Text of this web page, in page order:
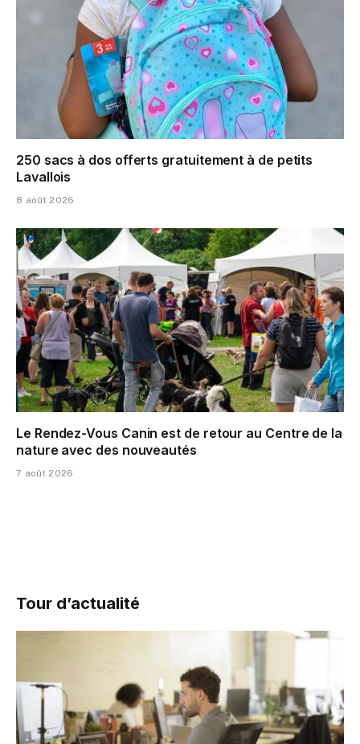
250 sacs à dos offerts gratuitement à de petits
Lavallois
8 août 2026
Le Rendez-Vous Canin est de retour au Centre de la
nature avec des nouveautés
7 août 2026
Tour d’actualité